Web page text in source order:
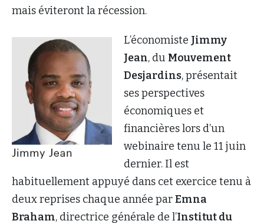
mais éviteront la récession.
L’économiste Jimmy
Jean, du Mouvement
Desjardins, présentait
ses perspectives
économiques et
financières lors d’un
webinaire tenu le 11 juin
dernier. Il est
habituellement appuyé dans cet exercice tenu à
deux reprises chaque année parEmna
Braham, directrice générale de l’Institut du